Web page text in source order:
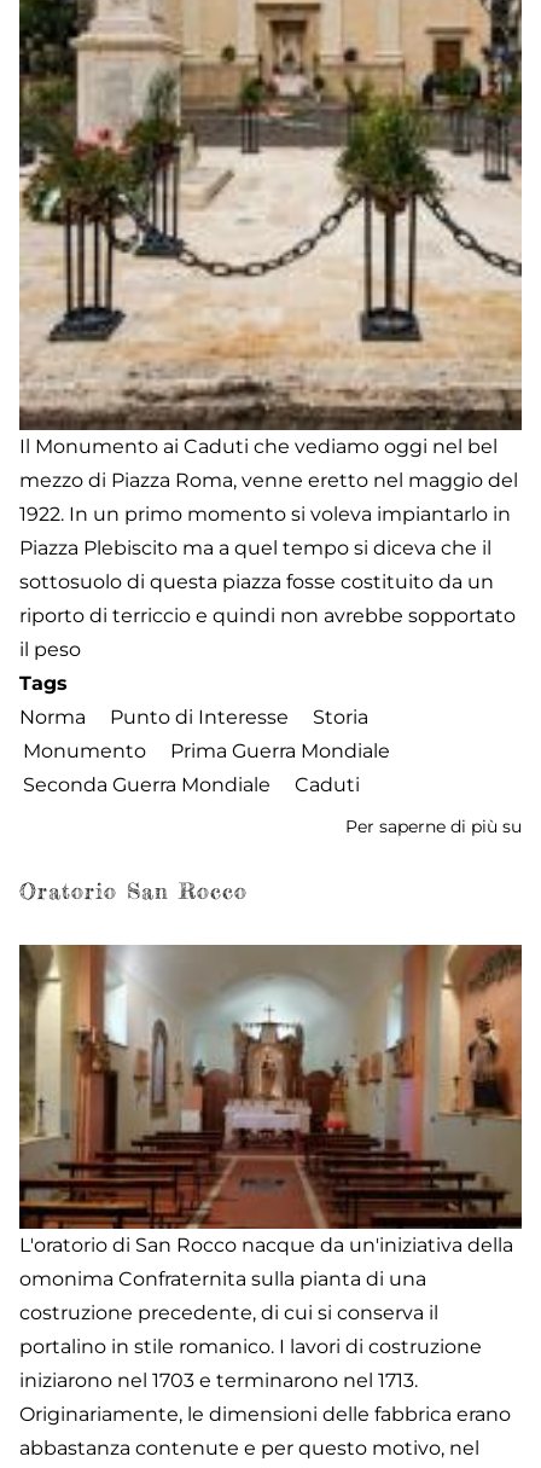
Il Monumento ai Caduti che vediamo oggi nel bel
mezzo di Piazza Roma, venne eretto nel maggio del
1922. In un primo momento si voleva impiantarlo in
Piazza Plebiscito ma a quel tempo si diceva che il
sottosuolo di questa piazza fosse costituito da un
riporto di terriccio e quindi non avrebbe sopportato
il peso
Tags
Norma
Punto di Interesse
Storia
Monumento
Prima Guerra Mondiale
Seconda Guerra Mondiale
Caduti
Per saperne di più su
Oratorio San Rocco
L'oratorio di San Rocco nacque da un'iniziativa della
omonima Confraternita sulla pianta di una
costruzione precedente, di cui si conserva il
portalino in stile romanico. I lavori di costruzione
iniziarono nel 1703 e terminarono nel 1713.
Originariamente, le dimensioni delle fabbrica erano
abbastanza contenute e per questo motivo, nel